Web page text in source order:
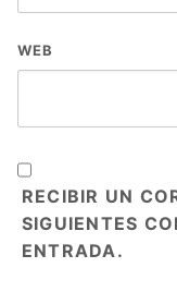
WEB
RECIBIR UN
SIGUIENTES
ENTRADA.